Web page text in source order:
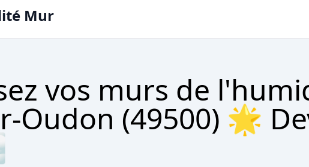
Mur
vos murs de
Oudon (49500) 🌟